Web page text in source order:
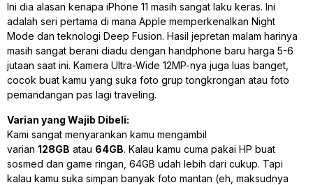
Ini dia alasan kenapa iPhone 11 masih sangat laku keras. Ini
adalah seri pertama di mana Apple memperkenalkan Night
Mode dan teknologi Deep Fusion. Hasil jepretan malam harinya
masih sangat berani diadu dengan handphone baru harga 5-6
jutaan saat ini. Kamera Ultra-Wide 12MP-nya juga luas banget,
cocok buat kamu yang suka foto grup tongkrongan atau foto
pemandangan pas lagitraveling.
Varian yang Wajib Dibeli:
Kami sangat menyarankan kamu mengambil
varian 128GB atau 64GB. Kalau kamu cuma pakai HP buat
sosmed dan game ringan, 64GB udah lebih dari cukup. Tapi
kalau kamu suka simpan banyak foto mantan (eh, maksudnya